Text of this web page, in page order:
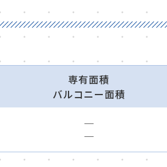
専有面積
バルコニー面積
─
─